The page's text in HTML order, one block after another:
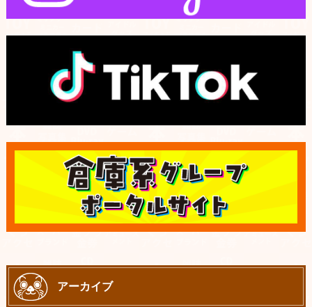
アーカイブ